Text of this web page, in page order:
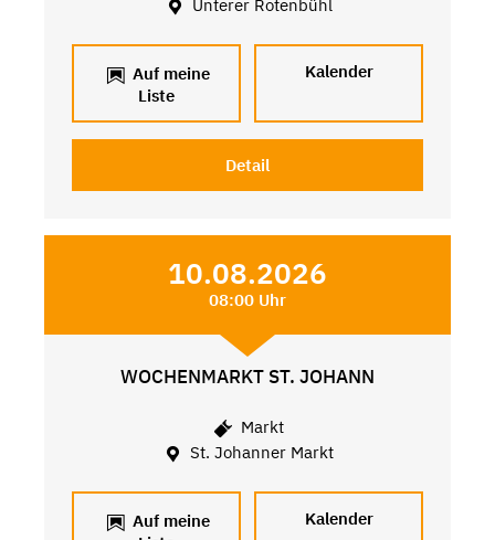
Unterer Rotenbühl
Auf meine
Liste
Kalender
Detail
10.08.2026
08:00 Uhr
WOCHENMARKT ST. JOHANN
Markt
St. Johanner Markt
Auf meine
Kalender